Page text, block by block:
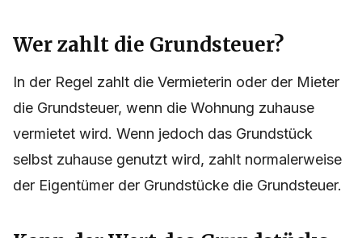
Wer zahlt die Grundsteuer?
In der Regel zahlt die Vermieterin oder der Mieter
die Grundsteuer, wenn die Wohnung zuhause
vermietet wird. Wenn jedoch das Grundstück
selbst zuhause genutzt wird, zahlt normalerweise
der Eigentümer der Grundstücke die Grundsteuer.